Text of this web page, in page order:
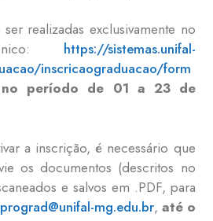
realizadas exclusivamente no
https://sistemas.unifal-
inscricaograduacao/form
no período de 01 a 23 de
a inscrição, é necessário que
os documentos (descritos no
e salvos em .PDF, para
mg.edu.br, até o